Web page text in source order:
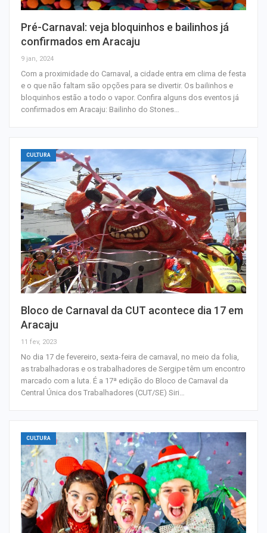
Pré-Carnaval: veja bloquinhos e bailinhos já
confirmados em Aracaju
9 jan, 2024
Com a proximidade do Carnaval, a cidade entra em clima de festa
e o que não faltam são opções para se divertir. Os bailinhos e
bloquinhos estão a todo o vapor. Confira alguns dos eventos já
confirmados em Aracaju: Bailinho do Stones…
CULTURA
Bloco de Carnaval da CUT acontece dia 17 em
Aracaju
11 fev, 2023
No dia 17 de fevereiro, sexta-feira de carnaval, no meio da folia,
as trabalhadoras e os trabalhadores de Sergipe têm um encontro
marcado com a luta. É a 17ª edição do Bloco de Carnaval da
Central Única dos Trabalhadores (CUT/SE) Siri…
CULTURA